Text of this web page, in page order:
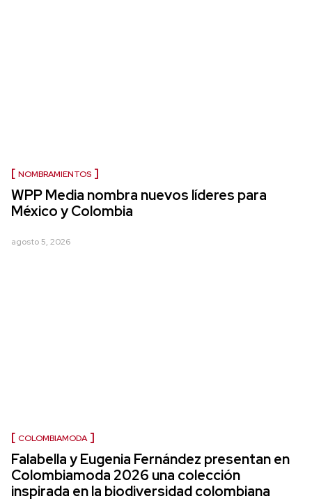
NOMBRAMIENTOS
WPP Media nombra nuevos líderes para
México y Colombia
agosto 5, 2026
COLOMBIAMODA
Falabella y Eugenia Fernández presentan en
Colombiamoda 2026 una colección
inspirada en la biodiversidad colombiana